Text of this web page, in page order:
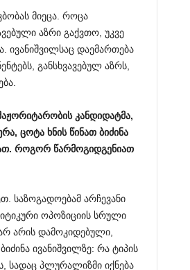
მიეცა. როცა
აზრი გაქვთო, უკვე
ივანიშვილსაც დაემართება
განსხვავებულ აზრს,
კანდიდატმა,
, ცოტა ხნის წინათ ბიძინა
. როგორ წარმოგიდგენიათ
საზოგადოებამ არჩევანი
ოპოზიციის სრული
არის დამოკიდებული,
ივანიშვილზე: რა ტიპის
სადაც პლურალიზმი იქნება